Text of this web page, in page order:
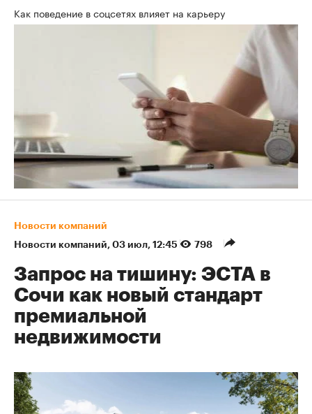
Как поведение в соцсетях влияет на карьеру
Новости компаний
Новости компаний⁠, 03 июл, 12:45 798
Запрос на тишину: ЭСТА в
Сочи как новый стандарт
премиальной
недвижимости